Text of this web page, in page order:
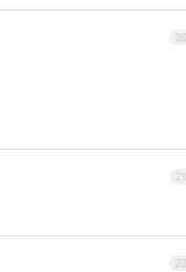
20
21
22